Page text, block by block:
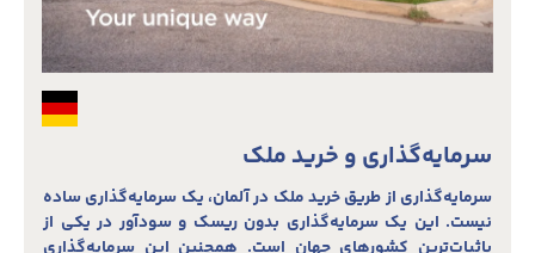
سرمایه‌گذاری و خرید ملک
سرمایه‌گذاری از طریق خرید ملک در آلمان، یک سرمایه‌گذاری ساده
نیست. این یک سرمایه‌گذاری بدون ریسک و سودآور در یکی از